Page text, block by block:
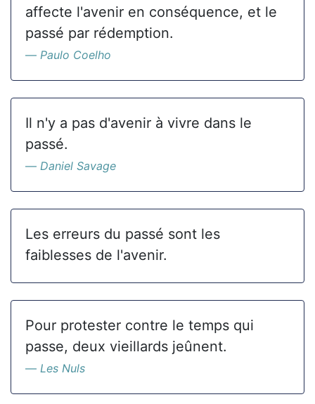
affecte l'avenir en conséquence, et le
passé par rédemption.
Paulo Coelho
Il n'y a pas d'avenir à vivre dans le
passé.
Daniel Savage
Les erreurs du passé sont les
faiblesses de l'avenir.
Pour protester contre le temps qui
passe, deux vieillards jeûnent.
Les Nuls